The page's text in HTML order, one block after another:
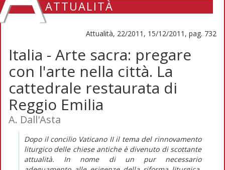
ATTUALITÀ
Attualità, 22/2011, 15/12/2011, pag. 732
Italia - Arte sacra: pregare
con l'arte nella città. La
cattedrale restaurata di
Reggio Emilia
A. Dall'Asta
Dopo il concilio Vaticano II il tema del rinnovamento
liturgico delle chiese antiche è divenuto di scottante
attualità. In nome di un pur necessario